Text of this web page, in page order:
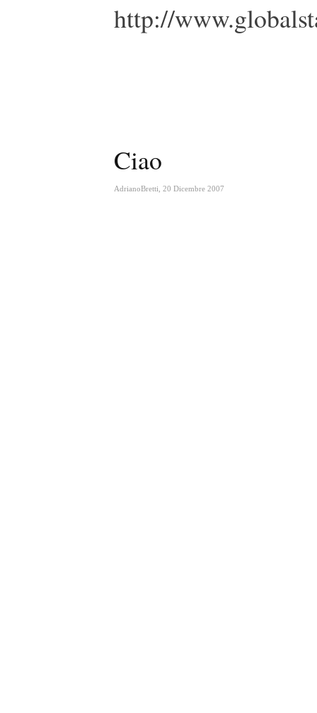
http://
Ciao
AdrianoBretti 20 Dicembre 2007